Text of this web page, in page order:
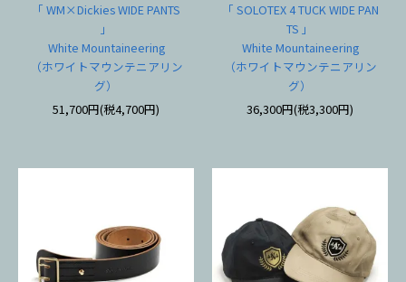
「 WM×Dickies WIDE PANTS
」
White Mountaineering
（ホワイトマウンテニアリン
グ）
51,700円(税4,700円)
「 SOLOTEX 4 TUCK WIDE PAN
TS 」
White Mountaineering
（ホワイトマウンテニアリン
グ）
36,300円(税3,300円)